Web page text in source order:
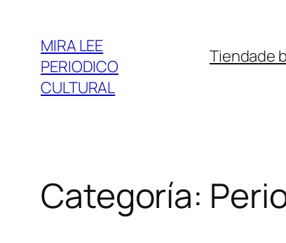
contenido
MIRA LEE
PERIODICO
CULTURAL
Tiendade
Categoría: